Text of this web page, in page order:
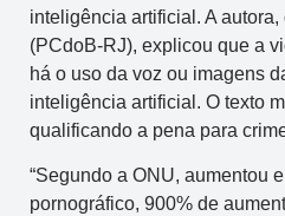
inteligência artificial. A
(PCdoB-RJ), explicou que a
há o uso da voz ou imagens
inteligência artificial. O texto
qualificando a pena para
“Segundo a ONU, aumentou
pornográfico, 900% de